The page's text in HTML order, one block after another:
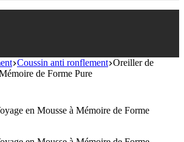
Coussin anti ronflement Oreiller de
de Forme Pure